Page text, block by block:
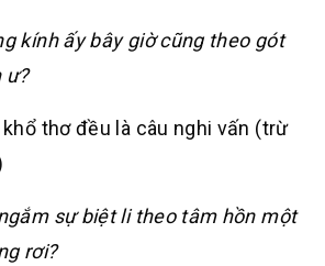
kính ấy bây giờ cũng theo gót
ư?
thơ đều là câu nghi vấn (trừ
sự biệt li theo tâm hồn một
rơi?